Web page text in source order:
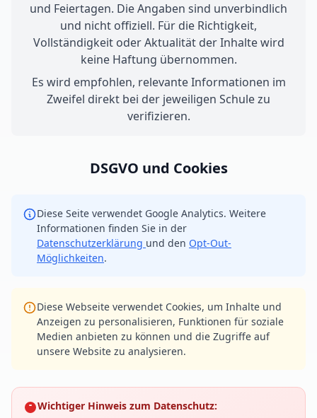
und Feiertagen. Die Angaben sind unverbindlich
und nicht offiziell. Für die Richtigkeit,
Vollständigkeit oder Aktualität der Inhalte wird
keine Haftung übernommen.
Es wird empfohlen, relevante Informationen im
Zweifel direkt bei der jeweiligen Schule zu
verifizieren.
DSGVO und Cookies
Diese Seite verwendet Google Analytics. Weitere
Informationen finden Sie in der
Datenschutzerklärung und den Opt-Out-
Möglichkeiten.
Diese Webseite verwendet Cookies, um Inhalte und
Anzeigen zu personalisieren, Funktionen für soziale
Medien anbieten zu können und die Zugriffe auf
unsere Website zu analysieren.
Wichtiger Hinweis zum Datenschutz: